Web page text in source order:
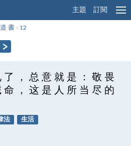
主題 訂閱
書 › 12
了 ， 总 意 就 是 ： 敬 畏
命 ， 这 是 人 所 当 尽 的
法 生活